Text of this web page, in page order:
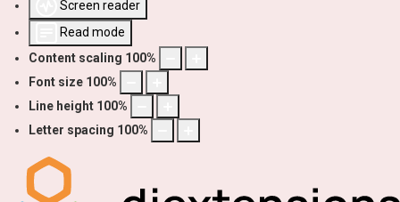
Screen reader
Read mode
Content scaling 100%
Font size 100%
Line height 100%
Letter spacing 100%